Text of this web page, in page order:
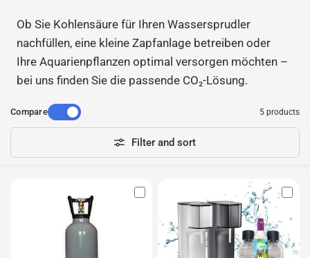
Ob Sie Kohlensäure für Ihren Wassersprudler
nachfüllen, eine kleine Zapfanlage betreiben oder
Ihre Aquarienpflanzen optimal versorgen möchten –
bei uns finden Sie die passende CO₂-Lösung.
Compare 5 products
Filter and sort